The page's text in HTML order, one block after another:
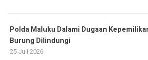
Polda Maluku Dalami Dugaan
Burung Dilindungi
25 Juli 2026